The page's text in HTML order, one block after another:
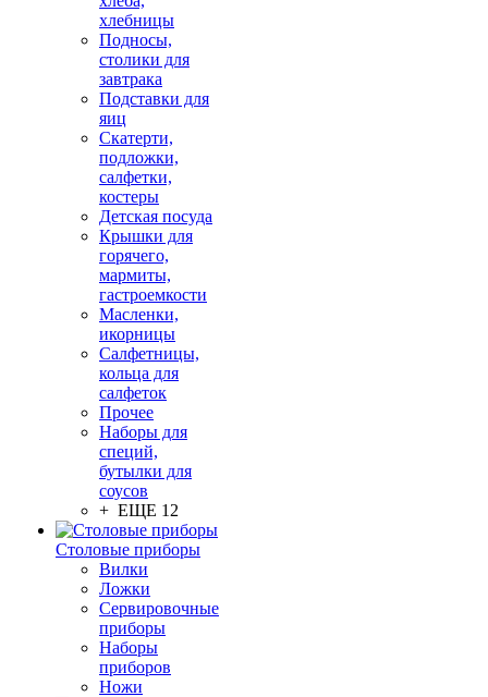
хлебницы
Подносы,
столики для
завтрака
Подставки для
яиц
Скатерти,
подложки,
салфетки,
костеры
Детская посуда
Крышки для
горячего,
мармиты,
гастроемкости
Масленки,
икорницы
Салфетницы,
кольца для
салфеток
Прочее
Наборы для
специй,
бутылки для
соусов
+ ЕЩЕ 12
Столовые приборы
Вилки
Ложки
Сервировочные
приборы
Наборы
приборов
Ножи